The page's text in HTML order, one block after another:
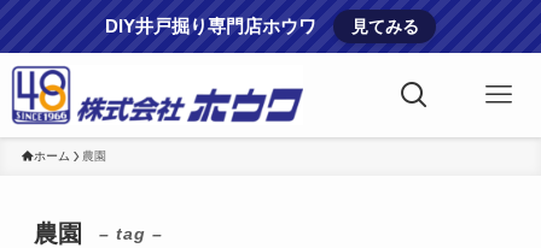
DIY井戸掘り専門店ホウワ 見てみる
ホーム 農園
農園 – tag –